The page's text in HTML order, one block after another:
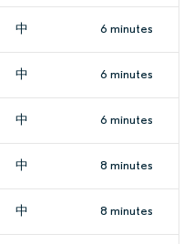
中 6 minutes
中 6 minutes
中 6 minutes
中 8 minutes
中 8 minutes